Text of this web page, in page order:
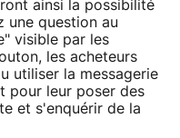
ainsi la possibilité
une question au
visible par les
les acheteurs
utiliser la messagerie
pour leur poser des
et s'enquérir de la